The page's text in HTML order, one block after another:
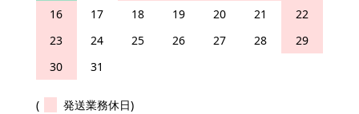
16
17 18 19 20 21
22
23
24 25 26 27 28
29
30
31
( 発送業務休日)